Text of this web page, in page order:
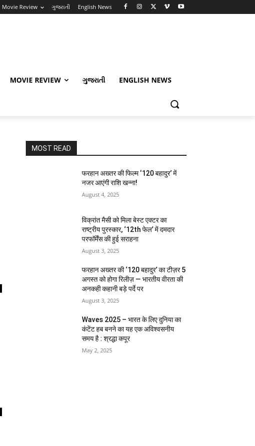
Movie Review ગુજરાતી English News
MOVIE REVIEW ગુજરાતી ENGLISH NEWS
MOST READ
फरहान अख्तर की फिल्म ‘120 बहादुर’ में
नजर आएंगी राशि खन्ना!
August 4, 2025
विक्रांत मैसी को मिला बेस्ट एक्टर का
राष्ट्रीय पुरस्कार, ‘12th फेल’ में दमदार
परफॉर्मेंस की हुई सराहना
August 3, 2025
फरहान अख्तर की ‘120 बहादुर’ का टीज़र 5
अगस्त को होगा रिलीज़ — भारतीय वीरता की
अनकही कहानी बड़े पर्दे पर
August 3, 2025
Waves 2025 – भारत के लिए दुनिया का
कंटेंट हब बनने का यह एक अविश्वसनीय
समय है : श्रद्धा कपूर
May 2, 2025